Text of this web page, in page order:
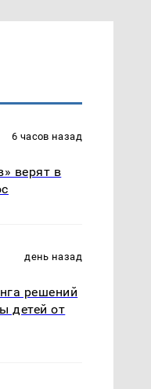
6 часов назад
верят в
день назад
решений
детей от